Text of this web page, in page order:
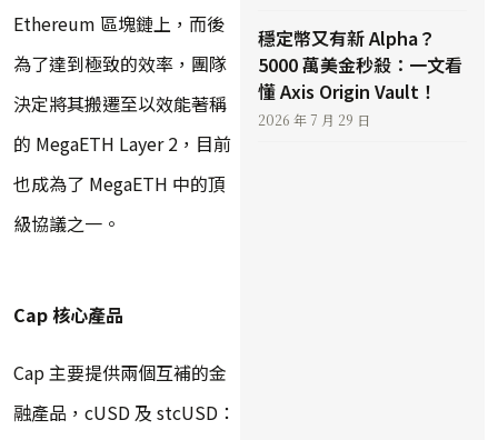
Ethereum 區塊鏈上，而後
為了達到極致的效率，團隊
決定將其搬遷至以效能著稱
的 MegaETH Layer 2，目前
也成為了 MegaETH 中的頂
級協議之一。
Cap 核心產品
Cap 主要提供兩個互補的金
融產品，cUSD 及 stcUSD：
穩定幣又有新 Alpha？
5000 萬美金秒殺：一文看
懂 Axis Origin Vault！
2026 年 7 月 29 日